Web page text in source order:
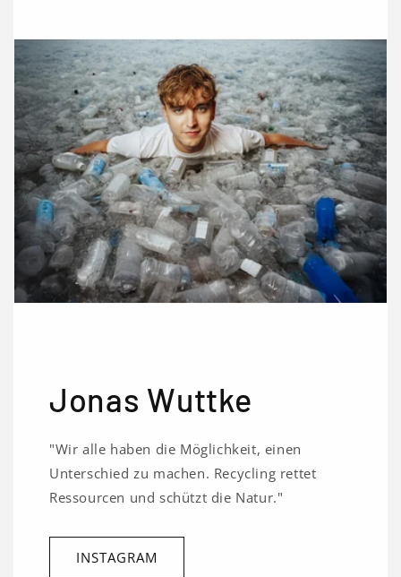
Jonas Wuttke
"Wir alle haben die Möglichkeit, einen
Unterschied zu machen. Recycling rettet
Ressourcen und schützt die Natur."
INSTAGRAM